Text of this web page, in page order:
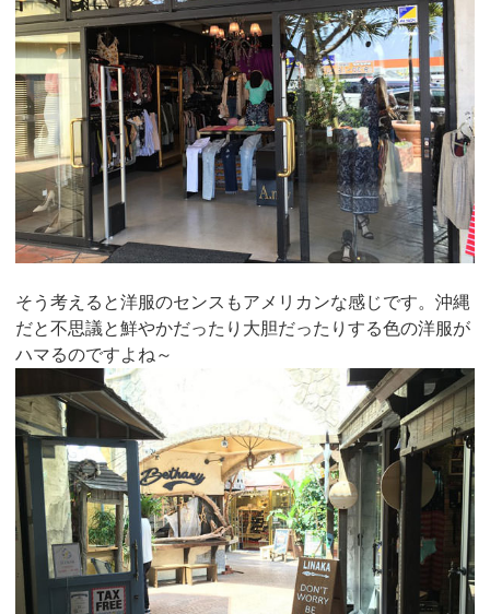
そう考えると洋服のセンスもアメリカンな感じです。沖縄
だと不思議と鮮やかだったり大胆だったりする色の洋服が
ハマるのですよね～